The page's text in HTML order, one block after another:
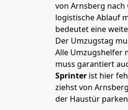
von Arnsberg
logistische Ablauf
bedeutet eine
Der Umzugstag
Alle Umzugshelfer
muss garantiert
Sprinter ist hier
ziehst von
der Haustür